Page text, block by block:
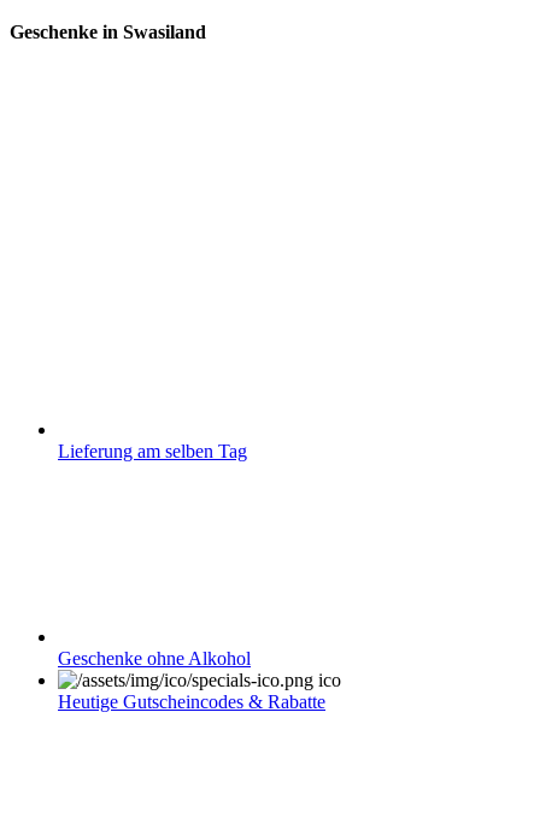
Geschenke in Swasiland
Lieferung am selben Tag
Geschenke ohne Alkohol
Heutige Gutscheincodes & Rabatte